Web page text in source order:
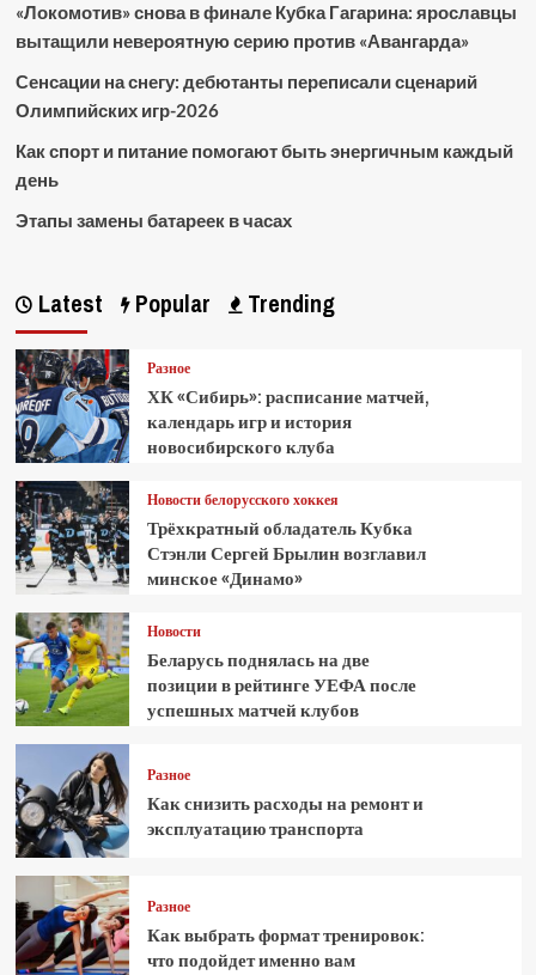
«Локомотив» снова в финале Кубка Гагарина: ярославцы
вытащили невероятную серию против «Авангарда»
Сенсации на снегу: дебютанты переписали сценарий
Олимпийских игр-2026
Как спорт и питание помогают быть энергичным каждый
день
Этапы замены батареек в часах
Latest Popular Trending
Разное
ХК «Сибирь»: расписание матчей,
календарь игр и история
новосибирского клуба
Новости белорусского хоккея
Трёхкратный обладатель Кубка
Стэнли Сергей Брылин возглавил
минское «Динамо»
Новости
Беларусь поднялась на две
позиции в рейтинге УЕФА после
успешных матчей клубов
Разное
Как снизить расходы на ремонт и
эксплуатацию транспорта
Разное
Как выбрать формат тренировок:
что подойдет именно вам